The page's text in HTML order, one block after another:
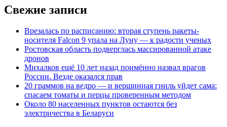
Свежие записи
Врезалась по расписанию: вторая ступень ракеты-
носителя Falcon 9 упала на Луну — к радости ученых
Ростовская область подверглась массированной атаке
дронов
Михалков ещё 10 лет назад поимённо назвал врагов
России. Везде оказался прав
20 граммов на ведро — и вершинная гниль уйдет сама:
спасаем томаты и перцы проверенным методом
Около 80 населенных пунктов остаются без
электричества в Беларуси